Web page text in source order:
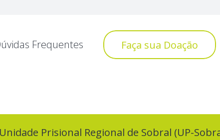
Frequentes Faça sua Doação
Unidade Prisional Regional de Sobral (UP-